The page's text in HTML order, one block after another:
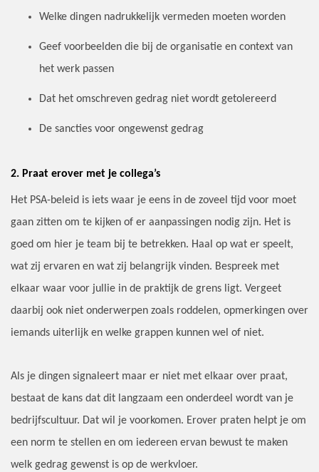
Welke dingen nadrukkelijk vermeden moeten worden
Geef voorbeelden die bij de organisatie en context van
het werk passen
Dat het omschreven gedrag niet wordt getolereerd
De sancties voor ongewenst gedrag
2. Praat erover met je collega’s
Het PSA-beleid is iets waar je eens in de zoveel tijd voor moet
gaan zitten om te kijken of er aanpassingen nodig zijn. Het is
goed om hier je team bij te betrekken. Haal op wat er speelt,
wat zij ervaren en wat zij belangrijk vinden. Bespreek met
elkaar waar voor jullie in de praktijk de grens ligt. Vergeet
daarbij ook niet onderwerpen zoals roddelen, opmerkingen over
iemands uiterlijk en welke grappen kunnen wel of niet.
Als je dingen signaleert maar er niet met elkaar over praat,
bestaat de kans dat dit langzaam een onderdeel wordt van je
bedrijfscultuur. Dat wil je voorkomen. Erover praten helpt je om
een norm te stellen en om iedereen ervan bewust te maken
welk gedrag gewenst is op de werkvloer.